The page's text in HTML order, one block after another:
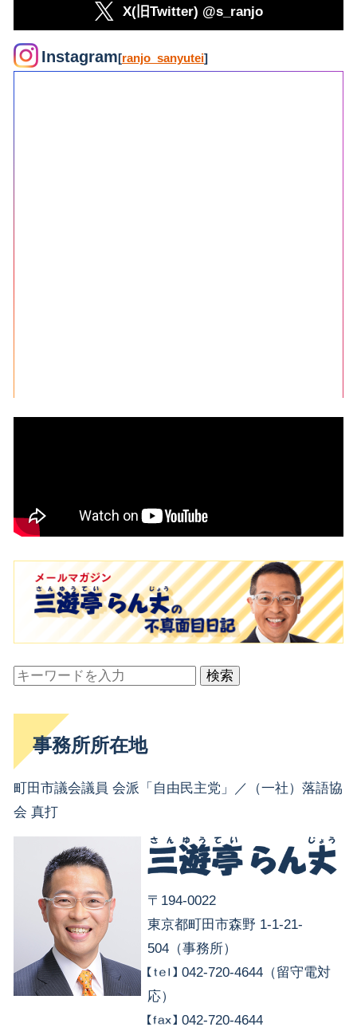
X(旧Twitter) @s_ranjo
Instagram[ranjo_sanyutei]
検索
事務所所在地
町田市議会議員 会派「自由民主党」／（一社）落語協
会 真打
〒194-0022
東京都町田市森野 1-1-21-
504（事務所）
042-720-4644（留守電対
応）
042-720-4644